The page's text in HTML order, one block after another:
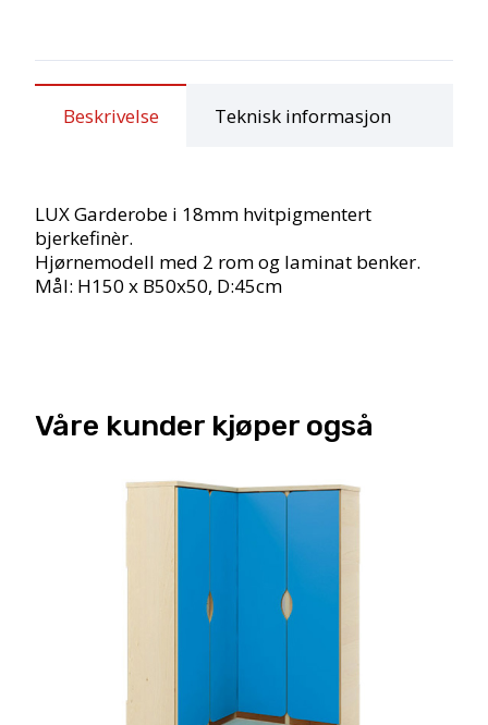
Beskrivelse Teknisk informasjon
LUX Garderobe i 18mm hvitpigmentert
bjerkefinèr.
Hjørnemodell med 2 rom og laminat benker.
Mål: H150 x B50x50, D:45cm
Våre kunder kjøper også